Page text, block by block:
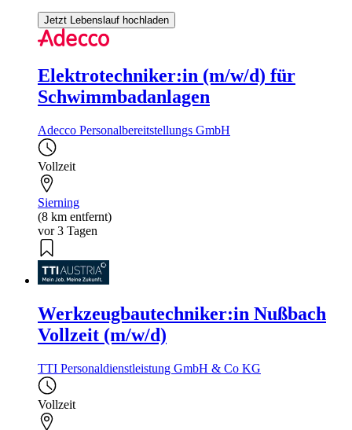
Jetzt Lebenslauf hochladen
Elektrotechniker:in (m/w/d) für
Schwimmbadanlagen
Adecco Personalbereitstellungs GmbH
Vollzeit
Sierning
(8 km entfernt)
vor 3 Tagen
Werkzeugbautechniker:in Nußbach
Vollzeit (m/w/d)
TTI Personaldienstleistung GmbH & Co KG
Vollzeit